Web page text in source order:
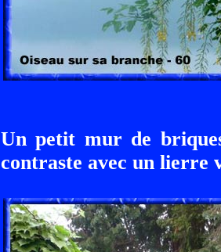
Un petit mur de
contraste avec un lierre